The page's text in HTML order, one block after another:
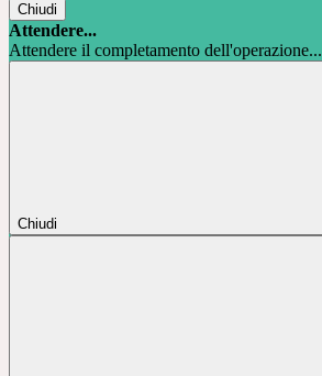
Chiudi
Attendere...
Attendere il completamento dell'operazione...
Chiudi